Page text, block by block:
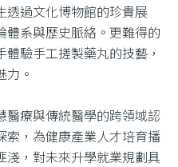
透過文化博物館的珍貴展
體系與歷史脈絡。更難得的
驗手工搓製藥丸的技藝，
力。
醫療與傳統醫學的跨領域認
索，為健康產業人才培育播
，對未來升學就業規劃具